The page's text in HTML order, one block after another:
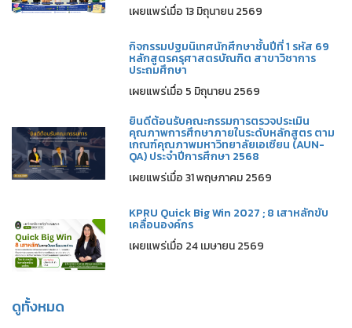
เผยแพร่เมื่อ 13 มิถุนายน 2569
กิจกรรมปฐมนิเทศนักศึกษาชั้นปีที่ 1 รหัส 69
หลักสูตรครุศาสตรบัณฑิต สาขาวิชาการ
ประถมศึกษา
เผยแพร่เมื่อ 5 มิถุนายน 2569
ยินดีต้อนรับคณะกรรมการตรวจประเมิน
คุณภาพการศึกษาภายในระดับหลักสูตร ตาม
เกณฑ์คุณภาพมหาวิทยาลัยเอเซียน (AUN-
QA) ประจำปีการศึกษา 2568
เผยแพร่เมื่อ 31 พฤษภาคม 2569
KPRU Quick Big Win 2027 ; 8 เสาหลักขับ
เคลื่อนองค์กร
เผยแพร่เมื่อ 24 เมษายน 2569
ดูทั้งหมด